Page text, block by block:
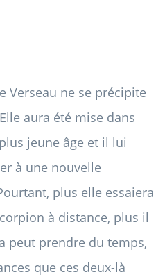
Verseau ne se précipite
aura été mise dans
jeune âge et il lui
à une nouvelle
plus elle essaiera
à distance, plus il
peut prendre du temps,
que ces deux-là